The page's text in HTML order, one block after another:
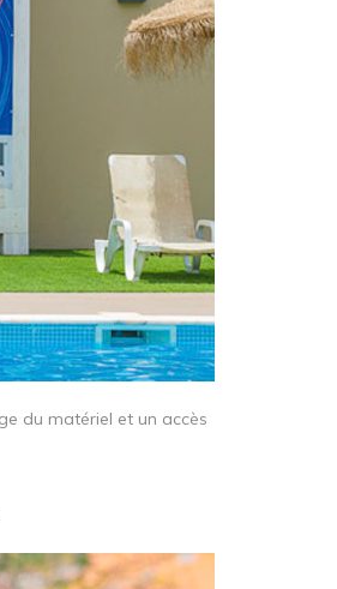
du matériel et un accès